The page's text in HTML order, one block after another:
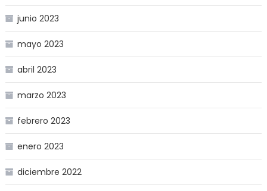
junio 2023
mayo 2023
abril 2023
marzo 2023
febrero 2023
enero 2023
diciembre 2022